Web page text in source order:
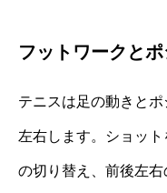
フットワークと
テニスは足の動きと
左右します。ショッ
の切り替え、前後左